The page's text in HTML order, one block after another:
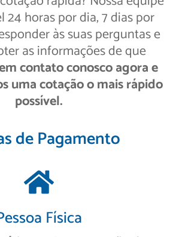
24 horas por dia, 7 dias por
às suas perguntas e
as informações de que
contato conosco agora e
uma cotação o mais rápido
possível.
de Pagamento
Física